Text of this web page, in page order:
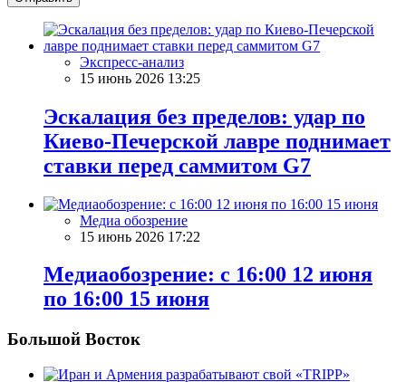
Экспресс-анализ
15 июнь 2026 13:25
Эскалация без пределов: удар по
Киево-Печерской лавре поднимает
ставки перед саммитом G7
Медиа обозрение
15 июнь 2026 17:22
Медиаобозрение: с 16:00 12 июня
по 16:00 15 июня
Большой Восток